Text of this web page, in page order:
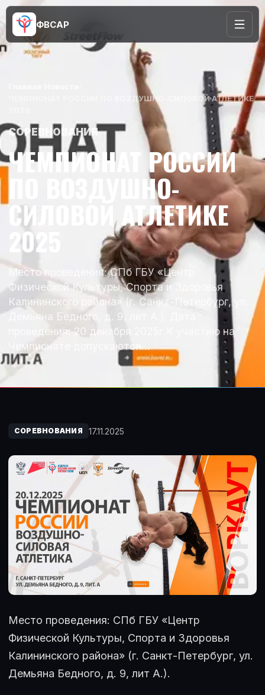
ФВСАР
ЧЕМПИОНАТ РОССИИ ПО ВОЗДУШНО-СИЛОВОЙ АТЛЕТИКЕ
СОРЕВНОВАНИЯ
ЧЕМПИОНАТ РОССИИ
ПО ВОЗДУШНО-
СИЛОВОЙ АТЛЕТИКЕ
2025
Место проведения: СПб ГБУ «Центр
Физической Культуры, Спорта и Здоровья
Калининского района» (г. Санкт-Петербург, ул.
Демьяна Бедного, д. 9, лит А.). Дата
проведения: 20 декабря 2025г.К участию на
Чемпионате допускаются…
СОРЕВНОВАНИЯ 17.11.2025
Место проведения: СПб ГБУ «Центр
Физической Культуры, Спорта и Здоровья
Калининского района» (г. Санкт-Петербург, ул.
Демьяна Бедного, д. 9, лит А.).